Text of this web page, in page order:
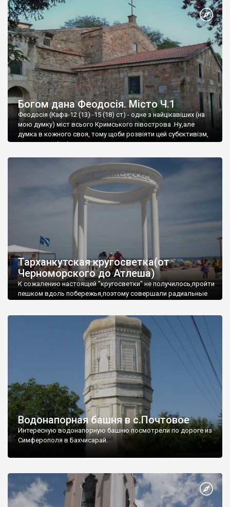
Богом дана Феодосія. Місто Ч.1
Феодосія (Кафа-12 (13) -15 (18) ст) - одне з найцікавіших (на
мою думку) міст всього Кримського півострова .Ну,але
думка в кожного своя, тому щоби розвіяти цей субєктивізм,
запрошую відвідати це
Тарханкутская кругосветка(от
Черноморского до Атлеша)
К сожалению настоящей "кругосветки" не получилось,пройти
пешком вдоль побережья,поэтому совершали радиальные
Водонапорная башня в с.Почтовое
Интересную водонапорную башню посмотрели по дороге из
Симферополя в Бахчисарай.